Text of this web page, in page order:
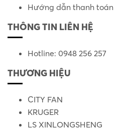
Hướng dẫn thanh toán
THÔNG TIN LIÊN HỆ
Hotline: 0948 256 257
THƯƠNG HIỆU
CITY FAN
KRUGER
LS XINLONGSHENG